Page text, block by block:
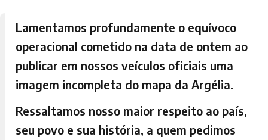
Lamentamos profundamente o equívoco
operacional cometido na data de ontem ao
publicar em nossos veículos oficiais uma
imagem incompleta do mapa da Argélia.
Ressaltamos nosso maior respeito ao país,
seu povo e sua história, a quem pedimos